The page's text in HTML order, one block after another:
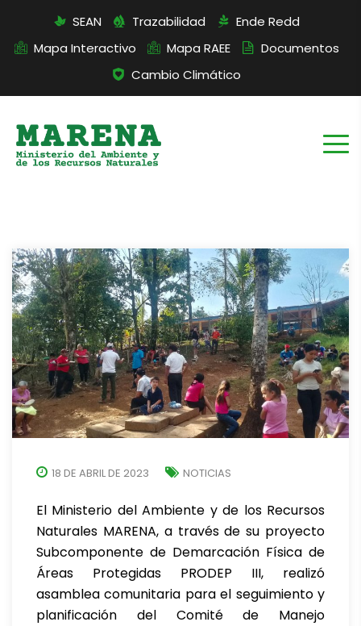
SEAN Trazabilidad
Ende Redd
Mapa Interactivo
Mapa RAEE
Documentos
Cambio Climático
18 DE ABRIL DE 2023 NOTICIAS
El Ministerio del Ambiente y de los Recursos
Naturales MARENA, a través de su proyecto
Subcomponente de Demarcación Física de
Áreas Protegidas PRODEP III, realizó
asamblea comunitaria para el seguimiento y
planificación del Comité de Manejo